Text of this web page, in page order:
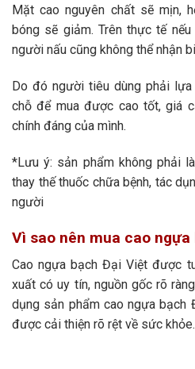
Mặt cao nguyên chất sẽ mịn,
bóng sẽ giảm. Trên thực tế
người nấu cũng không thể nhận
Do đó người tiêu dùng phải
chỗ để mua được cao tốt, giá
chính đáng của mình.
*Lưu ý: sản phẩm không phải
thay thế thuốc chữa bệnh, tác
người
Vì sao nên mua cao
Cao ngựa bạch Đại Việt được
xuất có uy tín, nguồn gốc rõ
dụng sản phẩm cao ngựa bạch
được cải thiện rõ rệt về sức khỏe.